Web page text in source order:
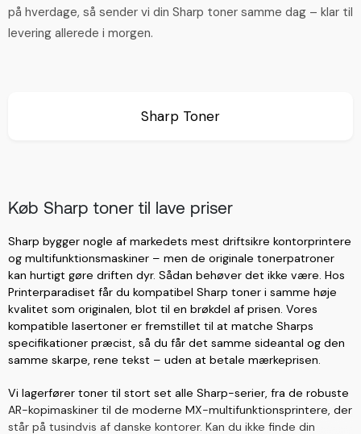
på hverdage, så sender vi din Sharp toner samme dag – klar til
levering allerede i morgen.
Sharp Toner
Køb Sharp toner til lave priser
Sharp bygger nogle af markedets mest driftsikre kontorprintere
og multifunktionsmaskiner – men de originale tonerpatroner
kan hurtigt gøre driften dyr. Sådan behøver det ikke være. Hos
Printerparadiset får du kompatibel Sharp toner i samme høje
kvalitet som originalen, blot til en brøkdel af prisen. Vores
kompatible lasertoner er fremstillet til at matche Sharps
specifikationer præcist, så du får det samme sideantal og den
samme skarpe, rene tekst – uden at betale mærkeprisen.
Vi lagerfører toner til stort set alle Sharp-serier, fra de robuste
AR-kopimaskiner til de moderne MX-multifunktionsprintere, der
står på tusindvis af danske kontorer. Kan du ikke finde din